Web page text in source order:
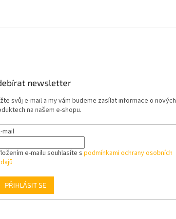
newsletter
svůj e-mail a my vám budeme zasílat informace o nových
na našem e-shopu.
mail
e-mailu souhlasíte s podmínkami ochrany osobních
PŘIHLÁSIT SE